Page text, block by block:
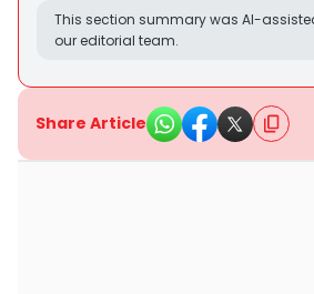
This section summary was AI-
our editorial team.
Share Article